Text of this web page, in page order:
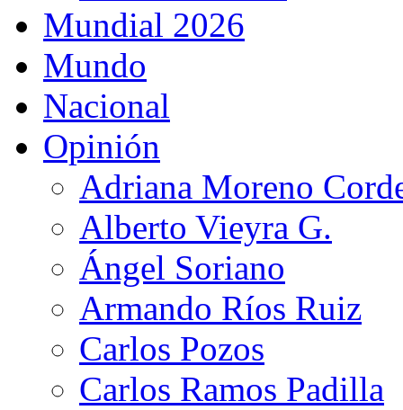
Mundial 2026
Mundo
Nacional
Opinión
Adriana Moreno
Alberto Vieyra G.
Ángel Soriano
Armando Ríos Ruiz
Carlos Pozos
Carlos Ramos Padilla